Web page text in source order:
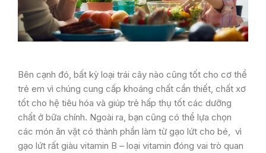
Bên cạnh đó, bất kỳ loại trái cây nào cũng tốt cho cơ thể
trẻ em vì chúng cung cấp khoáng chất cần thiết, chất xơ
tốt cho hệ tiêu hóa và giúp trẻ hấp thụ tốt các dưỡng
chất ở bữa chính. Ngoài ra, bạn cũng có thể lựa chọn
các món ăn vặt có thành phần làm từ gạo lứt cho bé, vì
gạo lứt rất giàu vitamin B – loại vitamin đóng vai trò quan